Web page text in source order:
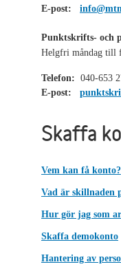
E-post:
Punktskrifts- och
Helgfri måndag till
Telefon: 040-653
E-post:
Skaffa
Vem kan få konto?
Vad är skillnaden
Hur gör jag som
Skaffa demokonto
Hantering av